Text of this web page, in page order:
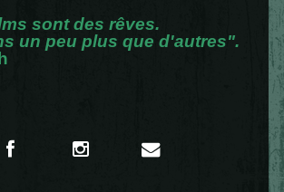
sont des rêves.
un peu plus que d'autres".